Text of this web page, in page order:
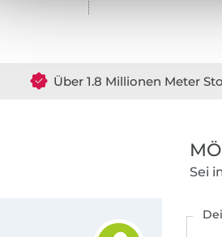
Über 1.8 Millionen Meter
Sei